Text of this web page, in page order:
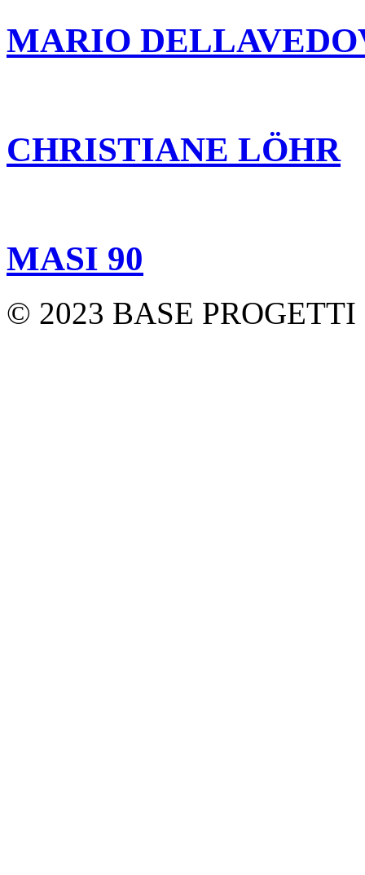
MARIO
CHRISTIANE LÖHR
MASI 90
© 2023 BASE